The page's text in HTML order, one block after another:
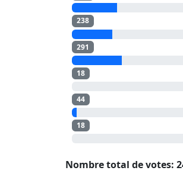
238
291
18
44
18
Nombre total de votes: